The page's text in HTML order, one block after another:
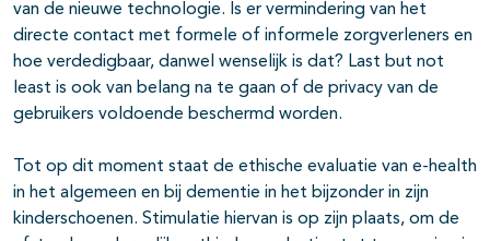
van de nieuwe technologie. Is er vermindering van het
directe contact met formele of informele zorgverleners en
hoe verdedigbaar, danwel wenselijk is dat? Last but not
least is ook van belang na te gaan of de privacy van de
gebruikers voldoende beschermd worden.
Tot op dit moment staat de ethische evaluatie van e-health
in het algemeen en bij dementie in het bijzonder in zijn
kinderschoenen. Stimulatie hiervan is op zijn plaats, om de